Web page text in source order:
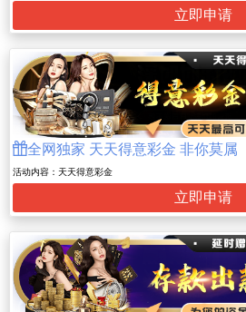
立即申请
全网独家 天天得意彩金 非你莫属
活动内容：天天得意彩金
立即申请